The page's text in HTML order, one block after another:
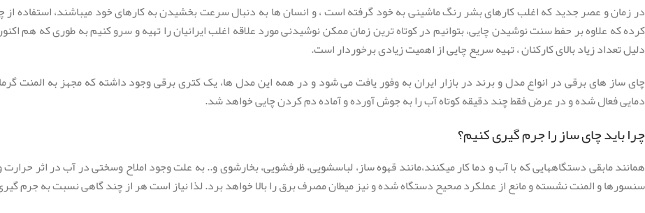
در زمان و عصر جدید که اغلب کارهای بشر رنگ ماشینی به خود گرفته است ، و انسان ها به دنبال سرعت بخشیدن به کارهای خود میباشند، استفاده از
کرده که علاوه بر حفط سنت نوشیدن چایی، بتوانیم در کوتاه ترین زمان ممکن نوشیدنی مورد علاقه اغلب ایرانیان را تهیه و سرو کنیم به طوری که هم
دلیل تعداد زیاد بالای کارکنان ، تهیه سریع چایی از اهمیت زیادی برخوردار است.
چای ساز های برقی در انواع مدل و برند در بازار ایران به وفور یافت می شود و در همه این مدل ها، یک کتری برقی وجود داشته که مجهز به المنت
دمایی فعال شده و در عرض فقط چند دقیقه کوتاه آب را به جوش آورده و آماده دم کردن چایی خواهد شد.
چرا باید چای ساز را جرم گیری کنیم؟
همانند مابقی دستگاههایی که با آب و دما کار میکنند،مانند قهوه ساز، لباسشویی، ظرفشویی، بخارشوی و.. به علت وجود املاح وسختی در آب در اثر
سنسورها و المنت نشسته و مانع از عملکرد صحیح دستگاه شده و نیز میطان مصرف برق را بالا خواهد برد. لذا نیاز است هر از چند گاهی نسبت به جرم